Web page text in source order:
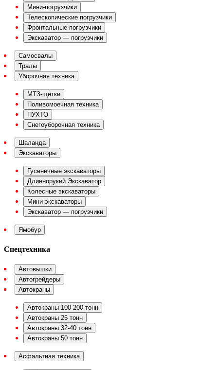
Мини-погрузчики
Телескопические погрузчики
Фронтальные погрузчики
Экскаватор — погрузчики
Самосвалы
Тралы
Уборочная техника
МТЗ-щётки
Поливомоечная техника
ПУХТО
Снегоуборочная техника
Шаланда
Экскаваторы
Гусеничные экскаваторы
Длиннорукий Экскаватор
Колесные экскаваторы
Мини-экскаваторы
Экскаватор — погрузчики
Ямобур
Спецтехника
Автовышки
Автогрейдеры
Автокраны
Автокраны 100-200 тонн
Автокраны 25 тонн
Автокраны 32-40 тонн
Автокраны 50 тонн
Асфальтная техника